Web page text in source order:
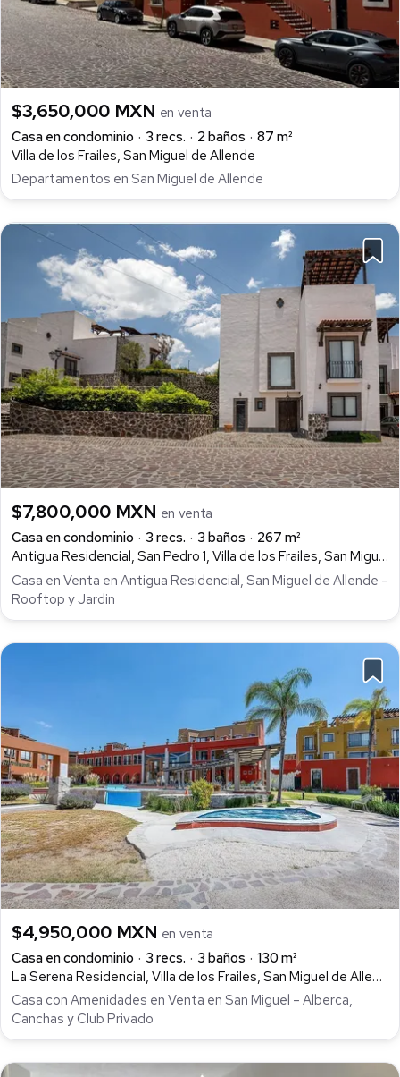
$3,650,000 MXN en venta
Casa en condominio
3 recs. 2 baños
87 m²
Villa de los Frailes, San Miguel de Allende
Departamentos en San Miguel de Allende
$7,800,000 MXN en venta
Casa en condominio
3 recs. 3 baños
267 m²
Antigua Residencial, San Pedro 1, Villa de los Frailes, San Miguel de Allende
Casa en Venta en Antigua Residencial, San Miguel de Allende –
Rooftop y Jardin
$4,950,000 MXN en venta
Casa en condominio
3 recs. 3 baños
130 m²
La Serena Residencial, Villa de los Frailes, San Miguel de Allende
Casa con Amenidades en Venta en San Miguel – Alberca,
Canchas y Club Privado